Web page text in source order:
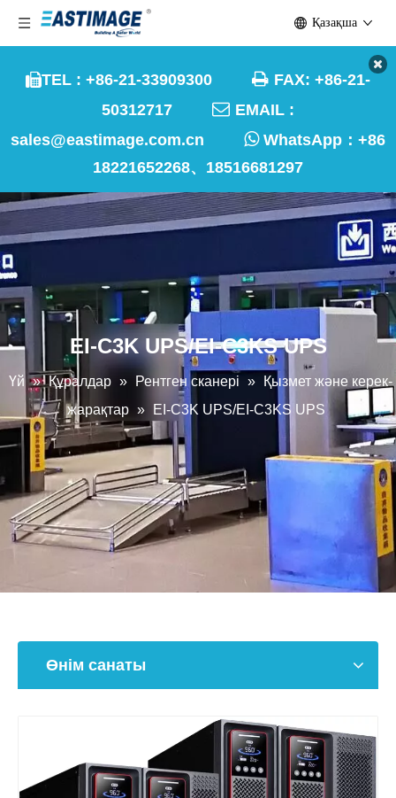
TEL : +86-21-33909300  FAX: +86-21-
50312717  EMAIL :
sales@eastimage.com.cn
WhatsApp： +86
18221652268、18516681297
Қазақша
EI-C3K UPS/EI-C3KS UPS
Үй » Құралдар » Рентген сканері »
Қызмет және керек-
жарақтар » EI-C3K UPS/EI-C3KS UPS
Өнім санаты